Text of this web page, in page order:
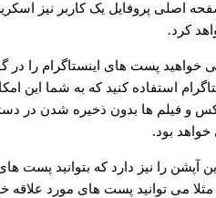
اصلی پروفایل یک کاربر نیز
کرد.
پست های اینستاگرام را در
استفاده کنید که به شما این
و فیلم ها بدون ذخیره شدن در
خواهد بود.
این آپشن را نیز دارد که بتوانید
می توانید پست های مورد علاقه